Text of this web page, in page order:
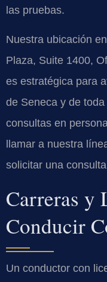
las pruebas.
Nuestra ubicación
Plaza, Suite 1400,
es estratégica para
de Seneca y de
consultas en
llamar a nuestra
solicitar una
Carreras y
Conducir
Un conductor con